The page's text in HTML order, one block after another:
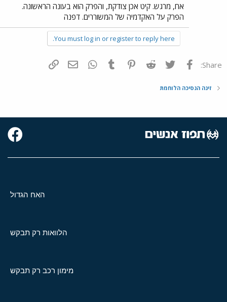
אח, מרגש. קיט אכן צודקת, והפרק הוא בעונה הראשונה.
הפרק על האקדמיה של המשוררים. דפנה
You must log in or register to reply here.
Share: פייסבוק Twitter
Reddit
Pinterest
Tumblr
WhatsAppדואר אלקטרוני
זינה הנסיכה הלוחמת
האח הגדול
הלוואות רק תבקש
מימון רכב רק תבקש